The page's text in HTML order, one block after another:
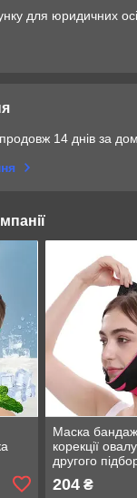
для юридичних
14 днів за
Маска
корекції
другого
204₴